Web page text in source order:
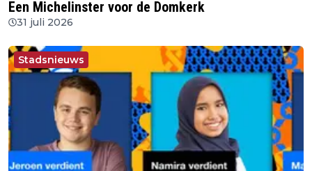
Een Michelinster voor de Domkerk
31 juli 2026
Stadsnieuws